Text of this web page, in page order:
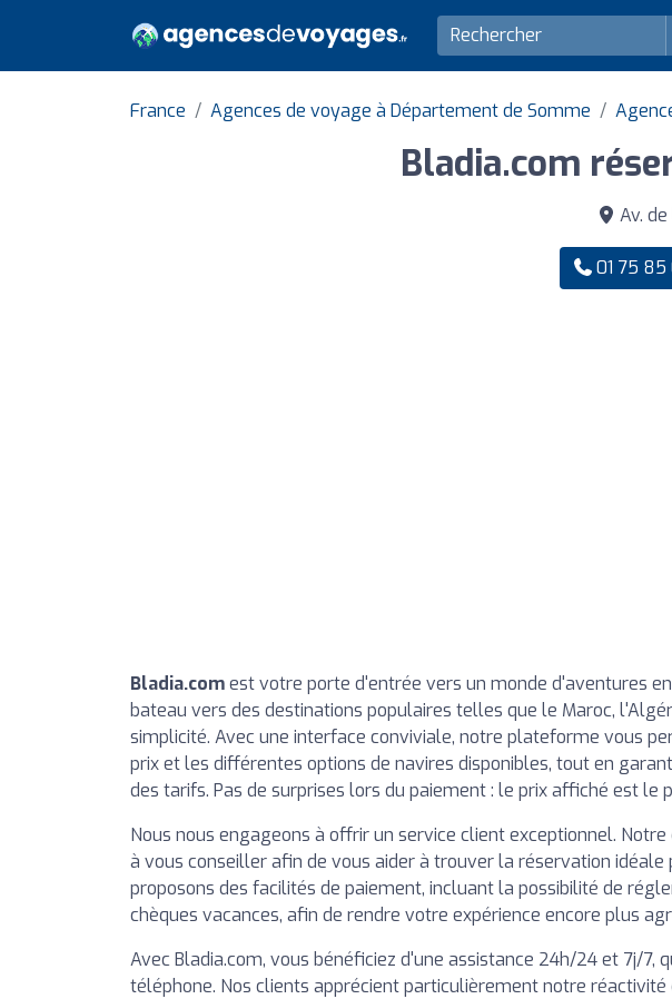
France Agences de voyage à Département de Somme
Bladia.com
Av.
01 75 85
Bladia.comest votre porte d'entrée vers un monde d'aventures
bateau vers des destinations populaires telles que le Maroc,
simplicité. Avec une interface conviviale, notre plateforme vous
prix et les différentes options de navires disponibles, tout en
des tarifs. Pas de surprises lors du paiement : le prix affiché est le
Nous nous engageons à offrir un service client exceptionnel.
à vous conseiller afin de vous aider à trouver la réservation idéale
proposons des facilités de paiement, incluant la possibilité de
chèques vacances, afin de rendre votre expérience encore plus
Avec Bladia.com, vous bénéficiez d'une assistance 24h/24 et 7j/7,
téléphone. Nos clients apprécient particulièrement notre